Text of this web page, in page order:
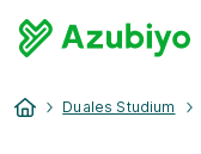
Duales Studium